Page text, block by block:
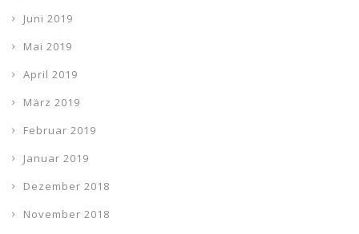
Juni 2019
Mai 2019
April 2019
März 2019
Februar 2019
Januar 2019
Dezember 2018
November 2018